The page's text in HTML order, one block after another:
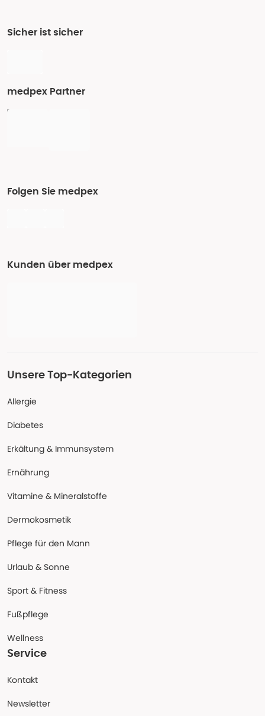
Sicher ist sicher
medpex Partner
Folgen Sie medpex
Kunden über medpex
Unsere Top-Kategorien
Allergie
Diabetes
Erkältung & Immunsystem
Ernährung
Vitamine & Mineralstoffe
Dermokosmetik
Pflege für den Mann
Urlaub & Sonne
Sport & Fitness
Fußpflege
Wellness
Service
Kontakt
Newsletter